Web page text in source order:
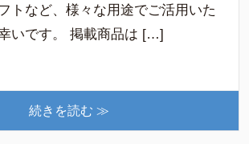
トなど、様々な用途でご活用いた
いです。 掲載商品は […]
続きを読む ≫